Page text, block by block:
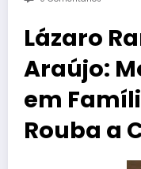
Lázaro
Araújo:
em
Rouba a